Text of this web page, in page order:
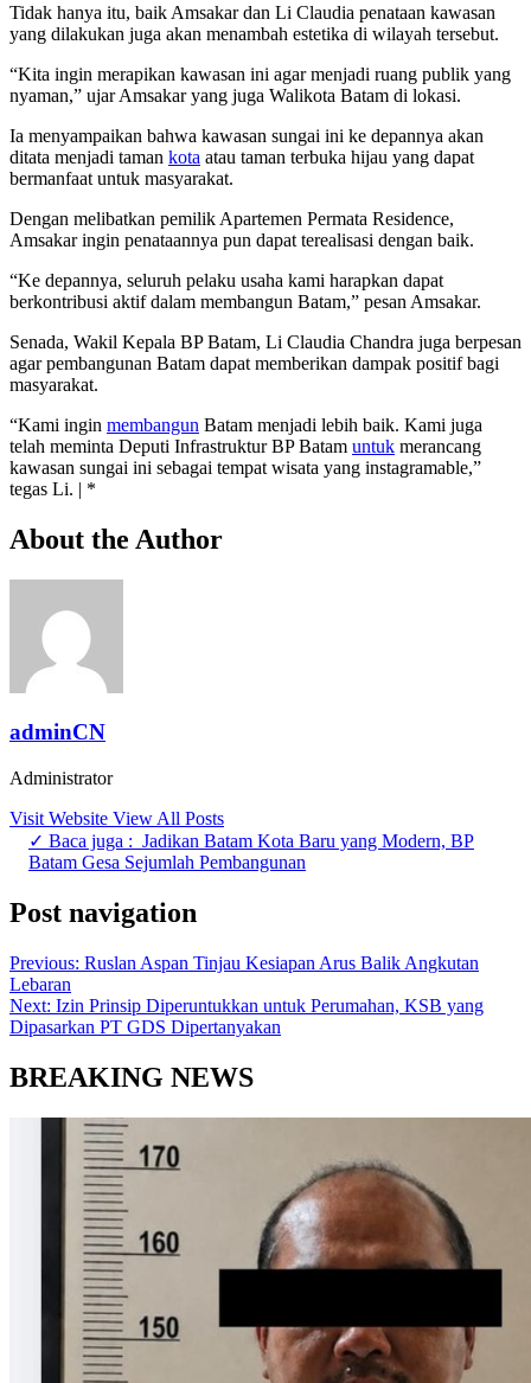
Tidak hanya itu, baik Amsakar dan Li Claudia penataan kawasan
yang dilakukan juga akan menambah estetika di wilayah tersebut.
“Kita ingin merapikan kawasan ini agar menjadi ruang publik yang
nyaman,” ujar Amsakar yang juga Walikota Batam di lokasi.
Ia menyampaikan bahwa kawasan sungai ini ke depannya akan
ditata menjadi taman kota atau taman terbuka hijau yang dapat
bermanfaat untuk masyarakat.
Dengan melibatkan pemilik Apartemen Permata Residence,
Amsakar ingin penataannya pun dapat terealisasi dengan baik.
“Ke depannya, seluruh pelaku usaha kami harapkan dapat
berkontribusi aktif dalam membangun Batam,” pesan Amsakar.
Senada, Wakil Kepala BP Batam, Li Claudia Chandra juga berpesan
agar pembangunan Batam dapat memberikan dampak positif bagi
masyarakat.
“Kami ingin membangun Batam menjadi lebih baik. Kami juga
telah meminta Deputi Infrastruktur BP Batam untuk merancang
kawasan sungai ini sebagai tempat wisata yang instagramable,”
tegas Li. | *
About the Author
adminCN
Administrator
Visit Website View All Posts
✓ Baca juga : Jadikan Batam Kota Baru yang Modern, BP
Batam Gesa Sejumlah Pembangunan
Post navigation
Previous: Ruslan Aspan Tinjau Kesiapan Arus Balik Angkutan
Lebaran
Next: Izin Prinsip Diperuntukkan untuk Perumahan, KSB yang
Dipasarkan PT GDS Dipertanyakan
BREAKING NEWS